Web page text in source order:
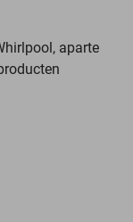
aparte